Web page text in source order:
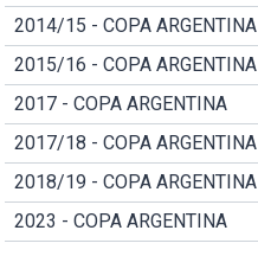
2014/15 - COPA ARGENTINA
2015/16 - COPA ARGENTINA
2017 - COPA ARGENTINA
2017/18 - COPA ARGENTINA
2018/19 - COPA ARGENTINA
2023 - COPA ARGENTINA